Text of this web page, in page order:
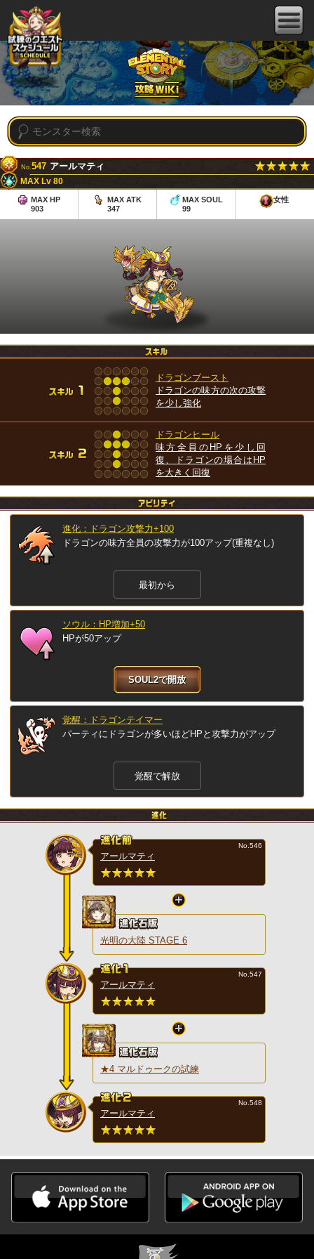
No.547 アールマティ
MAX Lv 80
MAX HP
903
MAX ATK
347
MAX SOUL
99
女性
ドラゴンブースト
ドラゴンの味方の次の攻撃
を少し強化
ドラゴンヒール
味方全員のHPを少し回
復、ドラゴンの場合はHP
を大きく回復
進化：ドラゴン攻撃力+100
ドラゴンの味方全員の攻撃力が100アップ(重複なし)
最初から
ソウル：HP増加+50
HPが50アップ
SOUL2で開放
覚醒：ドラゴンテイマー
パーティにドラゴンが多いほどHPと攻撃力がアップ
覚醒で解放
アールマティ
No.546
光明の大陸 STAGE 6
アールマティ
No.547
★4 マルドゥークの試練
アールマティ
No.548